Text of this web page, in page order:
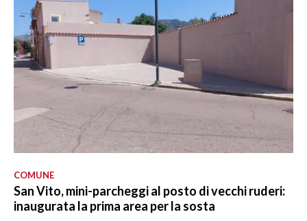
COMUNE
San Vito, mini-parcheggi al posto di vecchi ruderi:
inaugurata la prima area per la sosta